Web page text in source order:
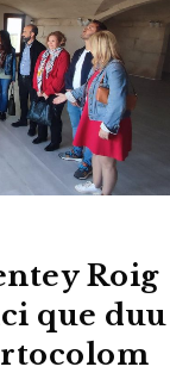
Roig
que duu